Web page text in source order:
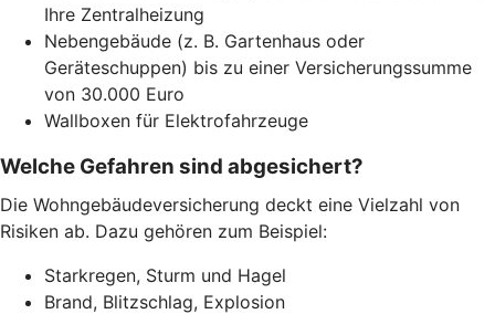
Ihre Zentralheizung
Nebengebäude (z. B. Gartenhaus oder
Geräteschuppen) bis zu einer Versicherungssumme
von 30.000 Euro
Wallboxen für Elektrofahrzeuge
Welche Gefahren sind abgesichert?
Die Wohngebäudeversicherung deckt eine Vielzahl von
Risiken ab. Dazu gehören zum Beispiel:
Starkregen, Sturm und Hagel
Brand, Blitzschlag, Explosion